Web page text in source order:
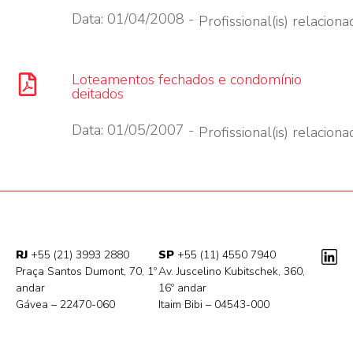
Data: 01/04/2008 - Profissional(is)
Loteamentos fechados e condomínio
deitados
Data: 01/05/2007 - Profissional(is)
RJ +55 (21) 3993 2880
Praça Santos Dumont, 70, 1º
andar
Gávea – 22470-060
SP +55 (11) 4550 7940
Av. Juscelino Kubitschek, 360,
16º andar
Itaim Bibi – 04543-000